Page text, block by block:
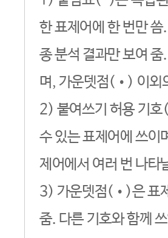
한 표제어에 한 번만
종 분석 결과만 보여
며, 가운뎃점(•) 이외
2) 붙여쓰기 허용 기호
수 있는 표제어에 쓰이
제어에서 여러 번 나타
3) 가운뎃점(•)은 표
줌. 다른 기호와 함께